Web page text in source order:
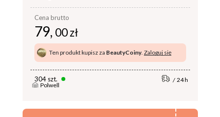
Cena brutto
79, 00 zł
Ten produkt kupisz za BeautyCoiny. Zaloguj się
304 szt.
Polwell
24 h